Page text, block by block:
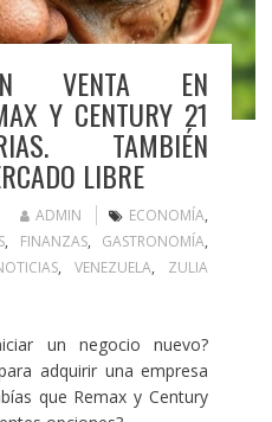
VENTA EN
Y CENTURY 21
TAMBIÉN
LIBRE
ADMIN ECONOMÍA,
, FINANZAS, GASTRONOMÍA,
,VENEZUELA, ZULIA
un negocio nuevo?
adquirir una empresa
que Remax y Century